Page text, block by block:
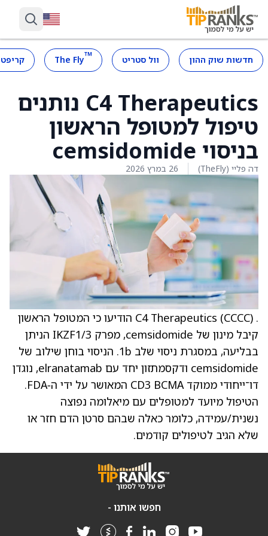
חדשות שוק ההון וול סטריט ™
The Fly
C4 Therapeutics נותנים
טיפול למטופל הראשון
בניסוי cemsidomide
דה פליי (TheFly) 26 במרץ 2026
. C4 Therapeutics (CCCC) הודיעו כי המטופל הראשון
קיבל מינון של cemsidomide, מפרק IKZF1/3 הניתן
בבליעה, במסגרת ניסוי שלב 1b. הניסוי בוחן שילוב של
cemsidomide ודקסמתזון יחד עם elranatamab, נוגדן
דו־ייחודי ממוקד BCMA‏ CD3 המאושר על ידי ה‑FDA.
הטיפול מיועד למטופלים עם מיאלומה נפוצה
נשנית/עמידה, כלומר כאלה שבהם סרטן הדם חזר או
שלא הגיב לטיפולים קודמים.
חפשו אותנו -